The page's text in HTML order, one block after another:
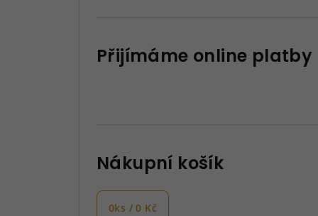
Přijímáme online platby
Nákupní košík
0ks /0 Kč